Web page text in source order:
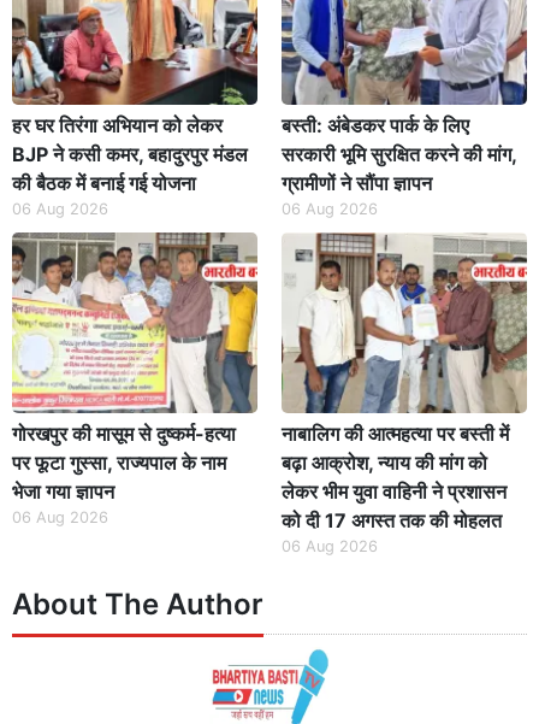
हर घर तिरंगा अभियान को लेकर
BJP ने कसी कमर, बहादुरपुर मंडल
की बैठक में बनाई गई योजना
06 Aug 2026
बस्ती: अंबेडकर पार्क के लिए
सरकारी भूमि सुरक्षित करने की मांग,
ग्रामीणों ने सौंपा ज्ञापन
06 Aug 2026
गोरखपुर की मासूम से दुष्कर्म-हत्या
पर फूटा गुस्सा, राज्यपाल के नाम
भेजा गया ज्ञापन
06 Aug 2026
नाबालिग की आत्महत्या पर बस्ती में
बढ़ा आक्रोश, न्याय की मांग को
लेकर भीम युवा वाहिनी ने प्रशासन
को दी 17 अगस्त तक की मोहलत
06 Aug 2026
About The Author